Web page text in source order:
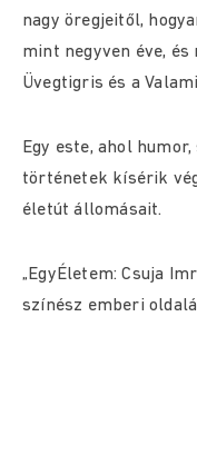
nagy öregjeitől,
mint negyven éve,
Üvegtigris és a
Egy este, ahol
történetek kísérik
életút állomásait.
„EgyÉletem: Csuja
színész emberi